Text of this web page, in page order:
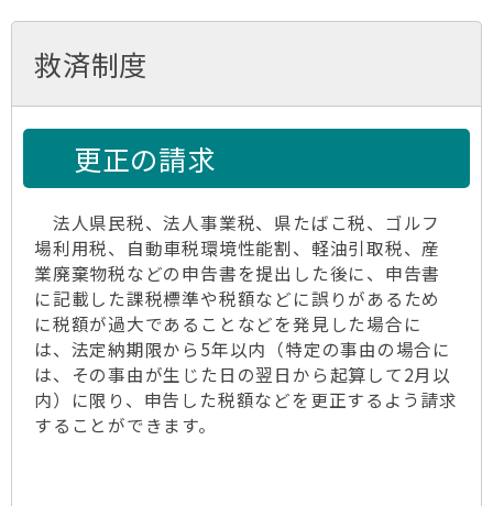
救済制度
更正の請求
法人県民税、法人事業税、県たばこ税、ゴルフ
場利用税、自動車税環境性能割、軽油引取税、産
業廃棄物税などの申告書を提出した後に、申告書
に記載した課税標準や税額などに誤りがあるため
に税額が過大であることなどを発見した場合に
は、法定納期限から5年以内（特定の事由の場合に
は、その事由が生じた日の翌日から起算して2月以
内）に限り、申告した税額などを更正するよう請求
することができます。